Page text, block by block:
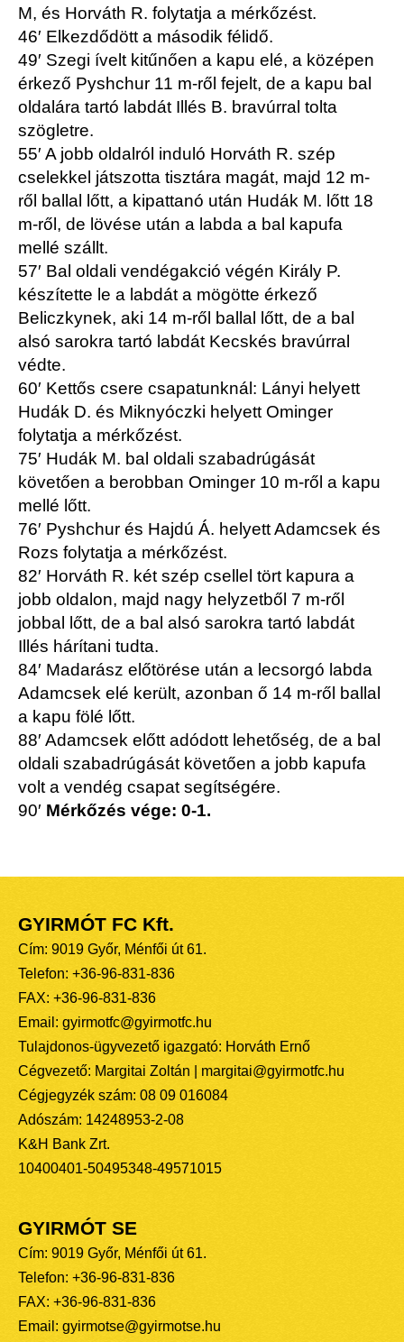
M, és Horváth R. folytatja a mérkőzést.
46′ Elkezdődött a második félidő.
49′ Szegi ívelt kitűnően a kapu elé, a középen
érkező Pyshchur 11 m-ről fejelt, de a kapu bal
oldalára tartó labdát Illés B. bravúrral tolta
szögletre.
55′ A jobb oldalról induló Horváth R. szép
cselekkel játszotta tisztára magát, majd 12 m-
ről ballal lőtt, a kipattanó után Hudák M. lőtt 18
m-ről, de lövése után a labda a bal kapufa
mellé szállt.
57′ Bal oldali vendégakció végén Király P.
készítette le a labdát a mögötte érkező
Beliczkynek, aki 14 m-ről ballal lőtt, de a bal
alsó sarokra tartó labdát Kecskés bravúrral
védte.
60′ Kettős csere csapatunknál: Lányi helyett
Hudák D. és Miknyóczki helyett Ominger
folytatja a mérkőzést.
75′ Hudák M. bal oldali szabadrúgását
követően a berobban Ominger 10 m-ről a kapu
mellé lőtt.
76′ Pyshchur és Hajdú Á. helyett Adamcsek és
Rozs folytatja a mérkőzést.
82′ Horváth R. két szép csellel tört kapura a
jobb oldalon, majd nagy helyzetből 7 m-ről
jobbal lőtt, de a bal alsó sarokra tartó labdát
Illés hárítani tudta.
84′ Madarász előtörése után a lecsorgó labda
Adamcsek elé került, azonban ő 14 m-ről ballal
a kapu fölé lőtt.
88′ Adamcsek előtt adódott lehetőség, de a bal
oldali szabadrúgását követően a jobb kapufa
volt a vendég csapat segítségére.
90′ Mérkőzés vége: 0-1.
GYIRMÓT FC Kft.
Cím: 9019 Győr, Ménfői út 61.
Telefon: +36-96-831-836
FAX: +36-96-831-836
Email: gyirmotfc@gyirmotfc.hu
Tulajdonos-ügyvezető igazgató: Horváth Ernő
Cégvezető: Margitai Zoltán | margitai@gyirmotfc.hu
Cégjegyzék szám: 08 09 016084
Adószám: 14248953-2-08
K&H Bank Zrt.
10400401-50495348-49571015
GYIRMÓT SE
Cím: 9019 Győr, Ménfői út 61.
Telefon: +36-96-831-836
FAX: +36-96-831-836
Email: gyirmotse@gyirmotse.hu